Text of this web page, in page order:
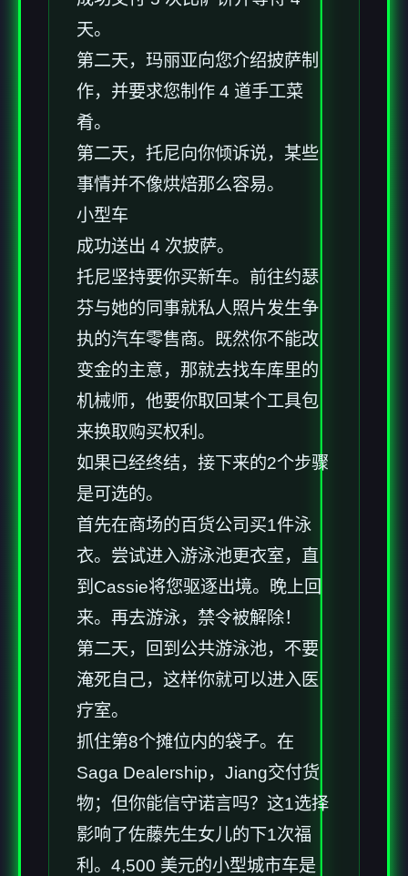
天。
第二天，玛丽亚向您介绍披萨制
作，并要求您制作 4 道手工菜
肴。
第二天，托尼向你倾诉说，某些
事情并不像烘焙那么容易。
小型车
成功送出 4 次披萨。
托尼坚持要你买新车。前往约瑟
芬与她的同事就私人照片发生争
执的汽车零售商。既然你不能改
变金的主意，那就去找车库里的
机械师，他要你取回某个工具包
来换取购买权利。
如果已经终结，接下来的2个步骤
是可选的。
首先在商场的百货公司买1件泳
衣。尝试进入游泳池更衣室，直
到Cassie将您驱逐出境。晚上回
来。再去游泳，禁令被解除！
第二天，回到公共游泳池，不要
淹死自己，这样你就可以进入医
疗室。
抓住第8个摊位内的袋子。在
Saga Dealership，Jiang交付货
物；但你能信守诺言吗？这1选择
影响了佐藤先生女儿的下1次福
利。4,500 美元的小型城市车是